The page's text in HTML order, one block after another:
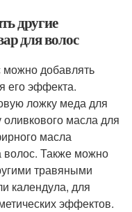
другие
для волос
добавлять
его эффекта.
ложку меда для
масла для
масла
волос. Также можно
травяными
календула, для
эффектов.